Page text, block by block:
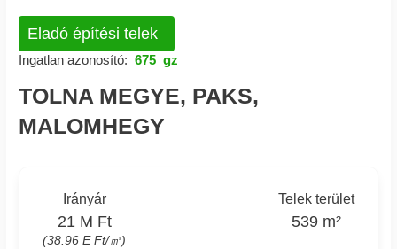
Eladó építési telek
Ingatlan azonosító: 675_gz
TOLNA MEGYE, PAKS,
MALOMHEGY
Irányár
21 M Ft
(38.96 E Ft/㎡)
Telek terület
539 m²